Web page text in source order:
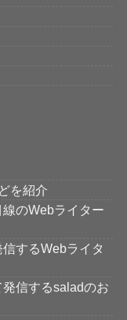
を紹介
のWebライター
するWebライタ
信するsaladのお